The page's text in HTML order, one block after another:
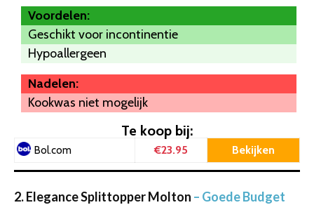
Voordelen:
Geschikt voor incontinentie
Hypoallergeen
Nadelen:
Kookwas niet mogelijk
Te koop bij:
Bol.com €23.95 Bekijken
2. Elegance Splittopper Molton – Goede Budget